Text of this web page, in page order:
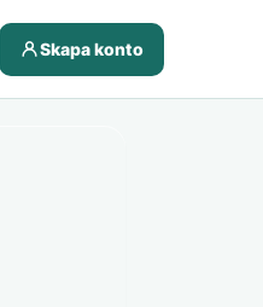
Skapa konto